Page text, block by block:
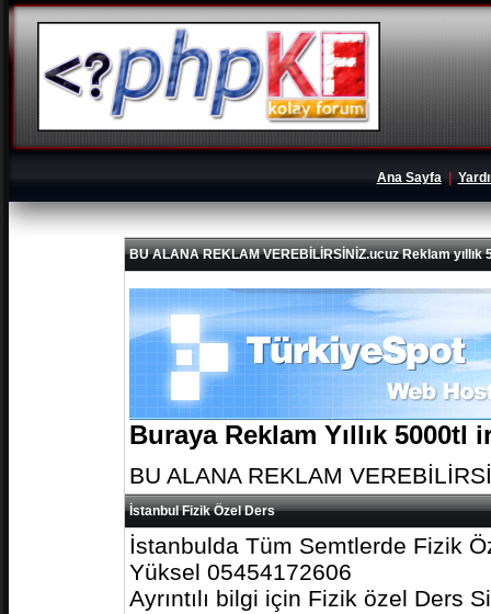
Ana Sayfa|
BU ALANA REKLAM VEREBİLİRSİNİZ.ucuz Reklam yıllık
Buraya Reklam Yıllık
BU ALANA REKLAM
İstanbul Fizik Özel Ders
İstanbulda Tüm Semtlerde Fizik
Yüksel 05454172606
Ayrıntılı bilgi için Fizik özel Ders